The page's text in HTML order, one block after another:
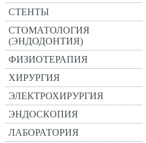
СТЕНТЫ
СТОМАТОЛОГИЯ
(ЭНДОДОНТИЯ)
ФИЗИОТЕРАПИЯ
ХИРУРГИЯ
ЭЛЕКТРОХИРУРГИЯ
ЭНДОСКОПИЯ
ЛАБОРАТОРИЯ